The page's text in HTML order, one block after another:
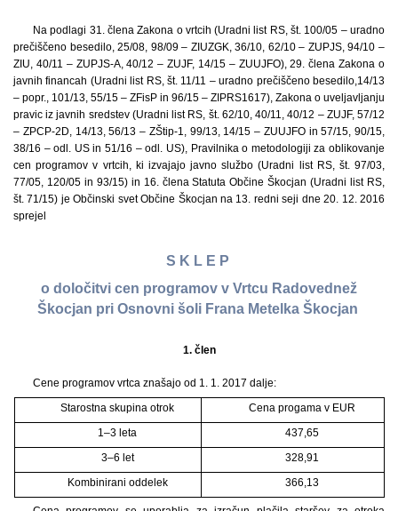
Na podlagi 31. člena Zakona o vrtcih (Uradni list RS, št. 100/05 – uradno
prečiščeno besedilo, 25/08, 98/09 – ZIUZGK, 36/10, 62/10 – ZUPJS, 94/10 –
ZIU, 40/11 – ZUPJS-A, 40/12 – ZUJF, 14/15 – ZUUJFO), 29. člena Zakona o
javnih financah (Uradni list RS, št. 11/11 – uradno prečiščeno besedilo,14/13
– popr., 101/13, 55/15 – ZFisP in 96/15 – ZIPRS1617), Zakona o uveljavljanju
pravic iz javnih sredstev (Uradni list RS, št. 62/10, 40/11, 40/12 – ZUJF, 57/12
– ZPCP-2D, 14/13, 56/13 – ZŠtip-1, 99/13, 14/15 – ZUUJFO in 57/15, 90/15,
38/16 – odl. US in 51/16 – odl. US), Pravilnika o metodologiji za oblikovanje
cen programov v vrtcih, ki izvajajo javno službo (Uradni list RS, št. 97/03,
77/05, 120/05 in 93/15) in 16. člena Statuta Občine Škocjan (Uradni list RS,
št. 71/15) je Občinski svet Občine Škocjan na 13. redni seji dne 20. 12. 2016
sprejel
S K L E P
o določitvi cen programov v Vrtcu Radovednež
Škocjan pri Osnovni šoli Frana Metelka Škocjan
1. člen
Cene programov vrtca znašajo od 1. 1. 2017 dalje:
Starostna skupina otrok
Cena progama v EUR
1–3 leta
437,65
3–6 let
328,91
Kombinirani oddelek
366,13